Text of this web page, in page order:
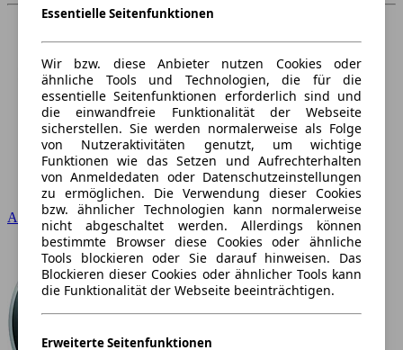
Audi
Essentielle Seitenfunktionen
Wir bzw. diese Anbieter nutzen Cookies oder
ähnliche Tools und Technologien, die für die
essentielle Seitenfunktionen erforderlich sind und
die einwandfreie Funktionalität der Webseite
sicherstellen. Sie werden normalerweise als Folge
von Nutzeraktivitäten genutzt, um wichtige
Funktionen wie das Setzen und Aufrechterhalten
von Anmeldedaten oder Datenschutzeinstellungen
zu ermöglichen. Die Verwendung dieser Cookies
bzw. ähnlicher Technologien kann normalerweise
nicht abgeschaltet werden. Allerdings können
bestimmte Browser diese Cookies oder ähnliche
Tools blockieren oder Sie darauf hinweisen. Das
Blockieren dieser Cookies oder ähnlicher Tools kann
die Funktionalität der Webseite beeinträchtigen.
Erweiterte Seitenfunktionen